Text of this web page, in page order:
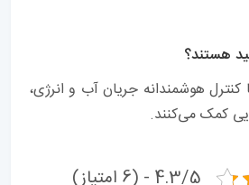
هستند؟
کنترل هوشمندانه جریان آب و انرژی،
کمک می‌کنند.
4.3/5 - (6 امتیاز)